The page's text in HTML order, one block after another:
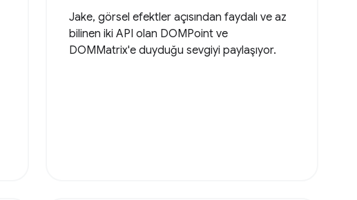
Jake, görsel efektler açısından faydalı ve az
bilinen iki API olan DOMPoint ve
DOMMatrix'e duyduğu sevgiyi paylaşıyor.